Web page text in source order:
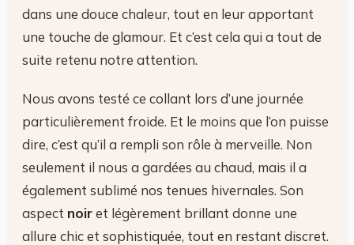
dans une douce chaleur, tout en leur apportant
une touche de glamour. Et c’est cela qui a tout de
suite retenu notre attention.
Nous avons testé ce collant lors d’une journée
particulièrement froide. Et le moins que l’on puisse
dire, c’est qu’il a rempli son rôle à merveille. Non
seulement il nous a gardées au chaud, mais il a
également sublimé nos tenues hivernales. Son
aspect noiret légèrement brillant donne une
allure chic et sophistiquée, tout en restant discret.